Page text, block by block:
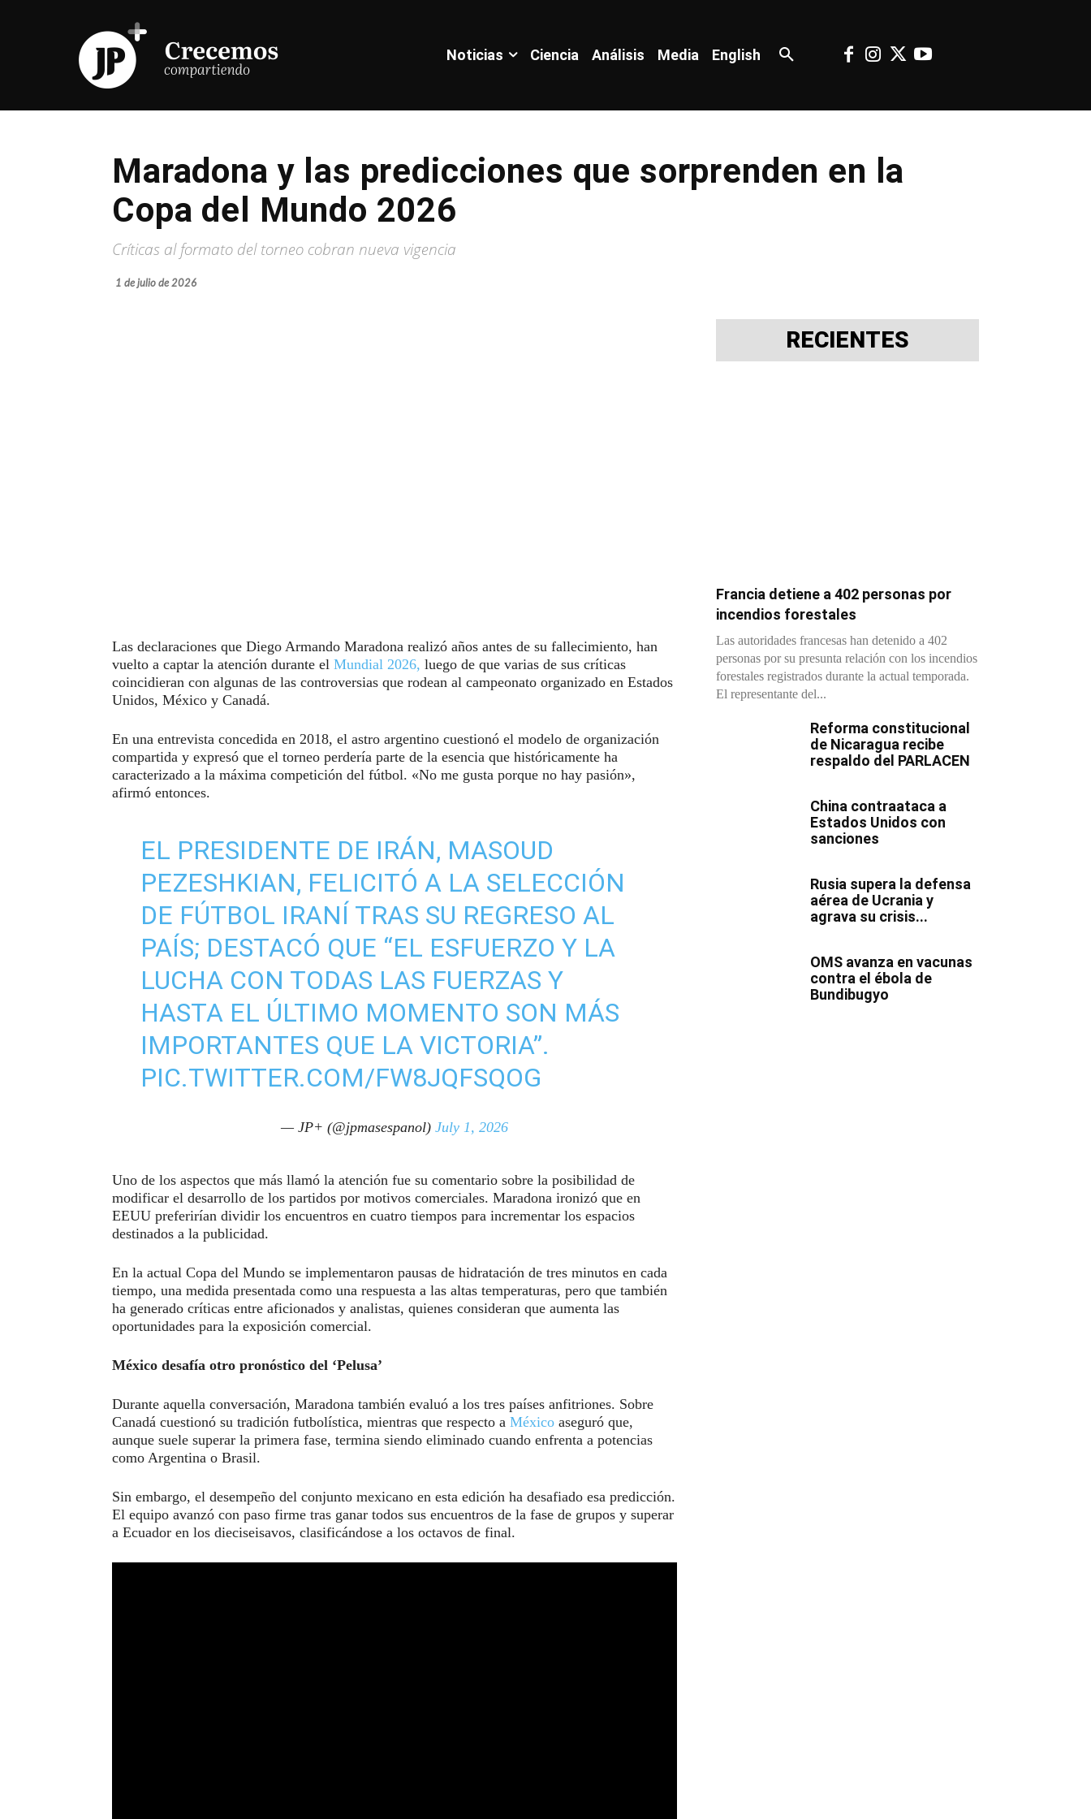
Noticias Ciencia Análisis Media English
Maradona y las predicciones que sorprenden en la
Copa del Mundo 2026
Críticas al formato del torneo cobran nueva vigencia
1 de julio de 2026
Las declaraciones que Diego Armando Maradona realizó años antes de su fallecimiento, han
vuelto a captar la atención durante el Mundial 2026, luego de que varias de sus críticas
coincidieran con algunas de las controversias que rodean al campeonato organizado en Estados
Unidos, México y Canadá.
En una entrevista concedida en 2018, el astro argentino cuestionó el modelo de organización
compartida y expresó que el torneo perdería parte de la esencia que históricamente ha
caracterizado a la máxima competición del fútbol. «No me gusta porque no hay pasión»,
afirmó entonces.
EL PRESIDENTE DE IRÁN, MASOUD
PEZESHKIAN, FELICITÓ A LA SELECCIÓN
DE FÚTBOL IRANÍ TRAS SU REGRESO AL
PAÍS; DESTACÓ QUE “EL ESFUERZO Y LA
LUCHA CON TODAS LAS FUERZAS Y
HASTA EL ÚLTIMO MOMENTO SON MÁS
IMPORTANTES QUE LA VICTORIA”.
PIC.TWITTER.COM/FW8JQFSQOG
— JP+ (@jpmasespanol) July 1, 2026
Uno de los aspectos que más llamó la atención fue su comentario sobre la posibilidad de
modificar el desarrollo de los partidos por motivos comerciales. Maradona ironizó que en
EEUU preferirían dividir los encuentros en cuatro tiempos para incrementar los espacios
destinados a la publicidad.
En la actual Copa del Mundo se implementaron pausas de hidratación de tres minutos en cada
tiempo, una medida presentada como una respuesta a las altas temperaturas, pero que también
ha generado críticas entre aficionados y analistas, quienes consideran que aumenta las
oportunidades para la exposición comercial.
México desafía otro pronóstico del ‘Pelusa’
Durante aquella conversación, Maradona también evaluó a los tres países anfitriones. Sobre
Canadá cuestionó su tradición futbolística, mientras que respecto a México aseguró que,
aunque suele superar la primera fase, termina siendo eliminado cuando enfrenta a potencias
como Argentina o Brasil.
Sin embargo, el desempeño del conjunto mexicano en esta edición ha desafiado esa predicción.
El equipo avanzó con paso firme tras ganar todos sus encuentros de la fase de grupos y superar
a Ecuador en los dieciseisavos, clasificándose a los octavos de final.
RECIENTES
Francia detiene a 402 personas por
incendios forestales
Las autoridades francesas han detenido a 402
personas por su presunta relación con los incendios
forestales registrados durante la actual temporada.
El representante del...
Reforma constitucional
de Nicaragua recibe
respaldo del PARLACEN
China contraataca a
Estados Unidos con
sanciones
Rusia supera la defensa
aérea de Ucrania y
agrava su crisis...
OMS avanza en vacunas
contra el ébola de
Bundibugyo